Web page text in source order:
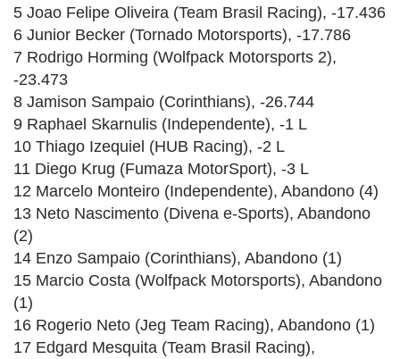
5 Joao Felipe Oliveira (Team Brasil Racing), -17.436
6 Junior Becker (Tornado Motorsports), -17.786
7 Rodrigo Horming (Wolfpack Motorsports 2),
-23.473
8 Jamison Sampaio (Corinthians), -26.744
9 Raphael Skarnulis (Independente), -1 L
10 Thiago Izequiel (HUB Racing), -2 L
11 Diego Krug (Fumaza MotorSport), -3 L
12 Marcelo Monteiro (Independente), Abandono (4)
13 Neto Nascimento (Divena e-Sports), Abandono
(2)
14 Enzo Sampaio (Corinthians), Abandono (1)
15 Marcio Costa (Wolfpack Motorsports), Abandono
(1)
16 Rogerio Neto (Jeg Team Racing), Abandono (1)
17 Edgard Mesquita (Team Brasil Racing),